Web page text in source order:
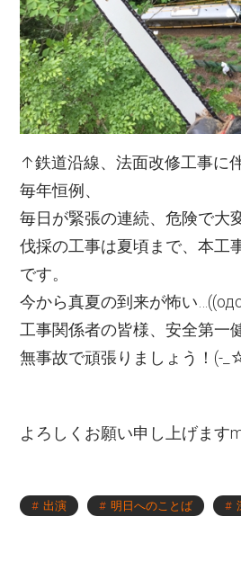
↑鉄道沿線、法面改修工事に
毎年恒例、
毎日が緊張の連続、危険で大
伐採の工事は夏頃まで、本工
です。
今から真夏の到来が怖い
工事関係者の皆様、安全第一
無事故で頑張りましょう！(-
よろしくお願い申し上げます
出演 明日へのことば